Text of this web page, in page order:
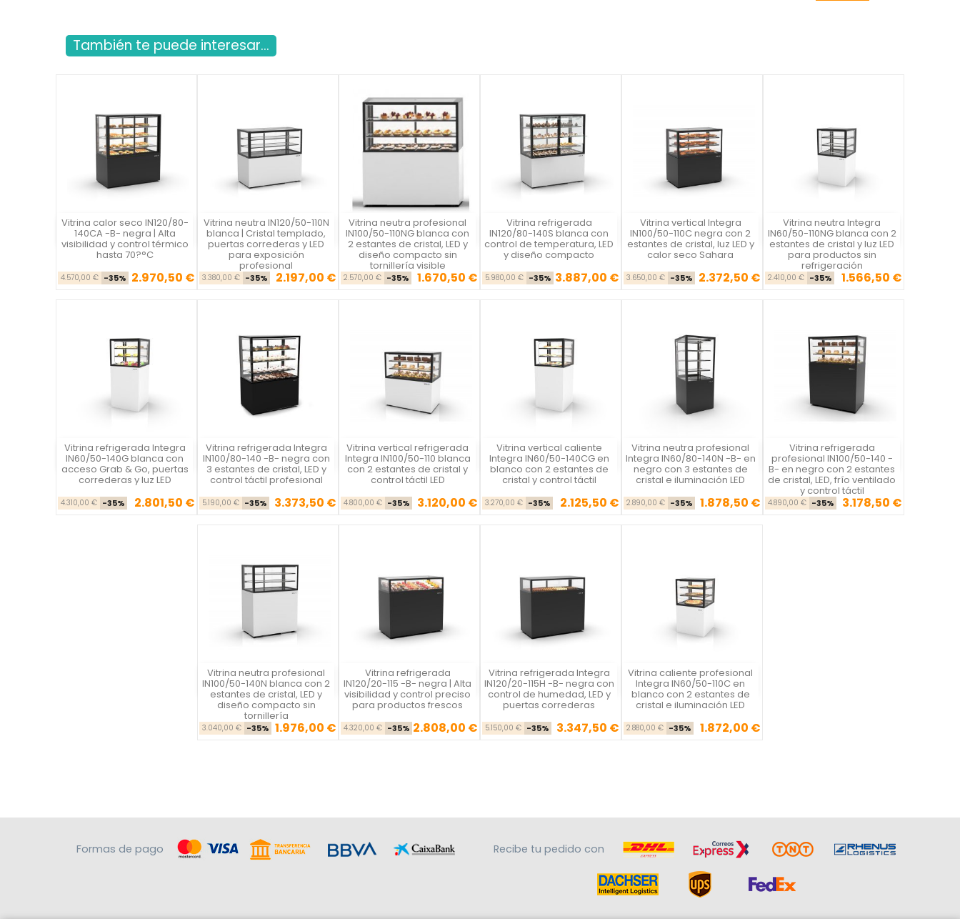
También te puede interesar...
Vitrina calor seco IN120/80-
140CA -B- negra | Alta
visibilidad y control térmico
hasta 70?°C
Precio base
4.570,00 € -35% Precio
2.970,50 €

Vista rápida Vitrina neutra IN120/50-110N
blanca | Cristal templado,
puertas correderas y LED
para exposición
profesional
Precio base
3.380,00 € -35% Precio
2.197,00 €

Vista rápida Vitrina neutra profesional
IN100/50-110NG blanca con
2 estantes de cristal, LED y
diseño compacto sin
tornillería visible
Precio base
2.570,00 € -35% Precio
1.670,50 €

Vista rápida Vitrina refrigerada
IN120/80-140S blanca con
control de temperatura, LED
y diseño compacto
Precio base
5.980,00 € -35% Precio
3.887,00 €

Vista rápida Vitrina vertical Integra
IN100/50-110C negra con 2
estantes de cristal, luz LED y
calor seco Sahara
Precio base
3.650,00 € -35% Precio
2.372,50 €

Vista rápida Vitrina neutra Integra
IN60/50-110NG blanca con 2
estantes de cristal y luz LED
para productos sin
refrigeración
Precio base
2.410,00 € -35% Precio
1.566,50 €

Vista rápida
Vitrina refrigerada Integra
IN60/50-140G blanca con
acceso Grab & Go, puertas
correderas y luz LED
Precio base
4.310,00 € -35% Precio
2.801,50 €

Vista rápida Vitrina refrigerada Integra
IN100/80-140 -B- negra con
3 estantes de cristal, LED y
control táctil profesional
Precio base
5.190,00 € -35% Precio
3.373,50 €

Vista rápida Vitrina vertical refrigerada
Integra IN100/50-110 blanca
con 2 estantes de cristal y
control táctil LED
Precio base
4.800,00 € -35% Precio
3.120,00 €

Vista rápida Vitrina vertical caliente
Integra IN60/50-140CG en
blanco con 2 estantes de
cristal y control táctil
Precio base
3.270,00 € -35% Precio
2.125,50 €

Vista rápida Vitrina neutra profesional
Integra IN60/80-140N -B- en
negro con 3 estantes de
cristal e iluminación LED
Precio base
2.890,00 € -35% Precio
1.878,50 €

Vista rápida Vitrina refrigerada
profesional IN100/50-140 -
B- en negro con 2 estantes
de cristal, LED, frío ventilado
y control táctil
Precio base
4.890,00 € -35% Precio
3.178,50 €

Vista rápida
Vitrina neutra profesional
IN100/50-140N blanca con 2
estantes de cristal, LED y
diseño compacto sin
tornillería
Precio base
3.040,00 € -35% Precio
1.976,00 €

Vista rápida Vitrina refrigerada
IN120/20-115 -B- negra | Alta
visibilidad y control preciso
para productos frescos
Precio base
4.320,00 € -35% Precio
2.808,00 €

Vista rápida Vitrina refrigerada Integra
IN120/20-115H -B- negra con
control de humedad, LED y
puertas correderas
Precio base
5.150,00 € -35% Precio
3.347,50 €

Vista rápida Vitrina caliente profesional
Integra IN60/50-110C en
blanco con 2 estantes de
cristal e iluminación LED
Precio base
2.880,00 € -35% Precio
1.872,00 €

Vista rápida
Formas de pago Recibe tu pedido con